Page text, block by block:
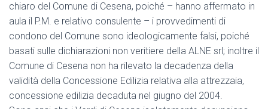
chiaro del Comune di Cesena, poiché – hanno affermato in
aula il P.M. e relativo consulente – i provvedimenti di
condono del Comune sono ideologicamente falsi, poiché
basati sulle dichiarazioni non veritiere della ALNE srl; inoltre il
Comune di Cesena non ha rilevato la decadenza della
validità della Concessione Edilizia relativa alla attrezzaia,
concessione edilizia decaduta nel giugno del 2004.